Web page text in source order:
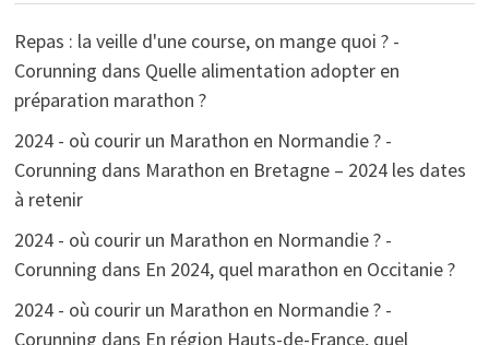
Repas : la veille d'une course, on mange quoi ? -
Corunning dans Quelle alimentation adopter en
préparation marathon ?
2024 - où courir un Marathon en Normandie ? -
Corunning dans Marathon en Bretagne – 2024 les dates
à retenir
2024 - où courir un Marathon en Normandie ? -
Corunning dans En 2024, quel marathon en Occitanie ?
2024 - où courir un Marathon en Normandie ? -
Corunning dans En région Hauts-de-France, quel